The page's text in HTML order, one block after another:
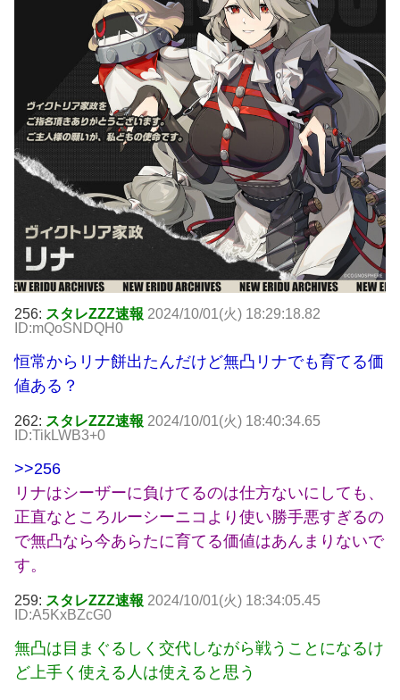
256: スタレZZZ速報 2024/10/01(火) 18:29:18.82
ID:mQoSNDQH0
恒常からリナ餅出たんだけど無凸リナでも育てる価
値ある？
262: スタレZZZ速報 2024/10/01(火) 18:40:34.65
ID:TikLWB3+0
>>256
リナはシーザーに負けてるのは仕方ないにしても、
正直なところルーシーニコより使い勝手悪すぎるの
で無凸なら今あらたに育てる価値はあんまりないで
す。
259: スタレZZZ速報 2024/10/01(火) 18:34:05.45
ID:A5KxBZcG0
無凸は目まぐるしく交代しながら戦うことになるけ
ど上手く使える人は使えると思う